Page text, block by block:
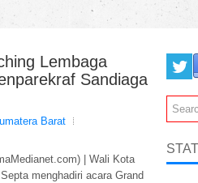
Lembaga
Sandiaga
Barat
| Wali Kota
menghadiri acara Grand